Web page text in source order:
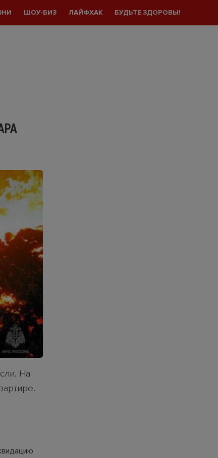
ШОУ-БИЗ ЛАЙФХАК БУДЬТЕ ЗДОРОВЫ!
На